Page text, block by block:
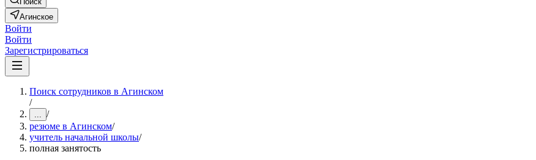
Агинское
Войти
Войти
Зарегистрироваться
Поиск сотрудников в Агинском
/
... /
резюме в Агинском/
учитель начальной школы/
полная занятость